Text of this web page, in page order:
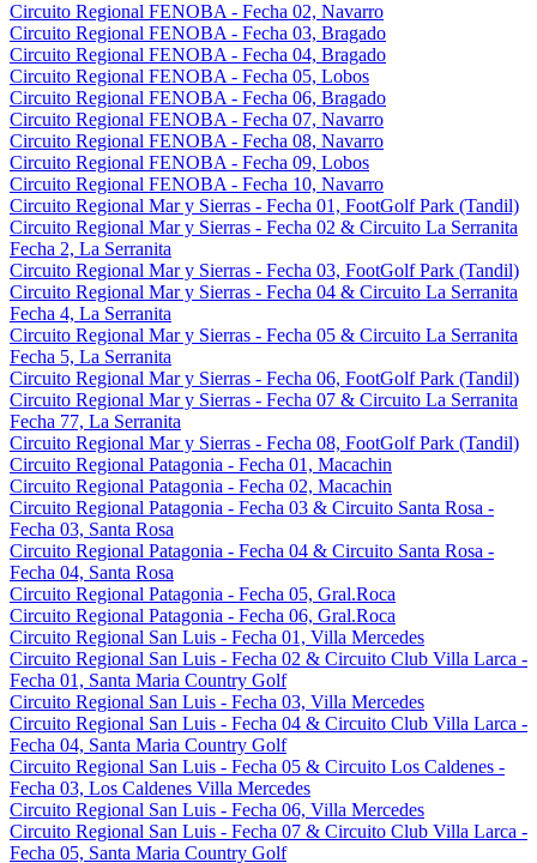
Circuito Regional FENOBA - Fecha 02, Navarro
Circuito Regional FENOBA - Fecha 03, Bragado
Circuito Regional FENOBA - Fecha 04, Bragado
Circuito Regional FENOBA - Fecha 05, Lobos
Circuito Regional FENOBA - Fecha 06, Bragado
Circuito Regional FENOBA - Fecha 07, Navarro
Circuito Regional FENOBA - Fecha 08, Navarro
Circuito Regional FENOBA - Fecha 09, Lobos
Circuito Regional FENOBA - Fecha 10, Navarro
Circuito Regional Mar y Sierras - Fecha 01, FootGolf Park (Tandil)
Circuito Regional Mar y Sierras - Fecha 02 & Circuito La Serranita
Fecha 2, La Serranita
Circuito Regional Mar y Sierras - Fecha 03, FootGolf Park (Tandil)
Circuito Regional Mar y Sierras - Fecha 04 & Circuito La Serranita
Fecha 4, La Serranita
Circuito Regional Mar y Sierras - Fecha 05 & Circuito La Serranita
Fecha 5, La Serranita
Circuito Regional Mar y Sierras - Fecha 06, FootGolf Park (Tandil)
Circuito Regional Mar y Sierras - Fecha 07 & Circuito La Serranita
Fecha 77, La Serranita
Circuito Regional Mar y Sierras - Fecha 08, FootGolf Park (Tandil)
Circuito Regional Patagonia - Fecha 01, Macachin
Circuito Regional Patagonia - Fecha 02, Macachin
Circuito Regional Patagonia - Fecha 03 & Circuito Santa Rosa -
Fecha 03, Santa Rosa
Circuito Regional Patagonia - Fecha 04 & Circuito Santa Rosa -
Fecha 04, Santa Rosa
Circuito Regional Patagonia - Fecha 05, Gral.Roca
Circuito Regional Patagonia - Fecha 06, Gral.Roca
Circuito Regional San Luis - Fecha 01, Villa Mercedes
Circuito Regional San Luis - Fecha 02 & Circuito Club Villa Larca -
Fecha 01, Santa Maria Country Golf
Circuito Regional San Luis - Fecha 03, Villa Mercedes
Circuito Regional San Luis - Fecha 04 & Circuito Club Villa Larca -
Fecha 04, Santa Maria Country Golf
Circuito Regional San Luis - Fecha 05 & Circuito Los Caldenes -
Fecha 03, Los Caldenes Villa Mercedes
Circuito Regional San Luis - Fecha 06, Villa Mercedes
Circuito Regional San Luis - Fecha 07 & Circuito Club Villa Larca -
Fecha 05, Santa Maria Country Golf